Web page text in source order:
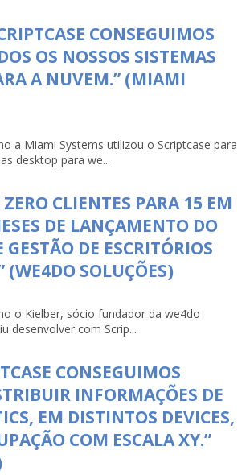
CONSEGUIMOS
OS NOSSOS SISTEMAS
A NUVEM.” (MIAMI
a Miami Systems utilizou o Scriptcase para
desktop para we...
CLIENTES PARA 15 EM
DE LANÇAMENTO DO
DE ESCRITÓRIOS
(WE4DO SOLUÇÕES)
o Kielber, sócio fundador da we4do
desenvolver com Scrip...
CONSEGUIMOS
INFORMAÇÕES DE
EM DISTINTOS DEVICES,
COM ESCALA XY.”